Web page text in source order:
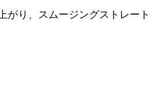
がり、スムージングストレート